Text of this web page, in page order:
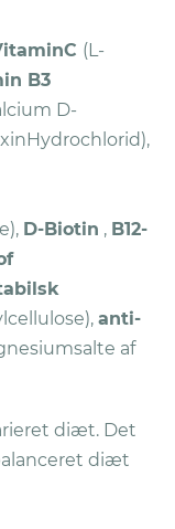
leveret)
eller
202 29
ved
modtaget
til
(L-
B3
D-
),
), D-Biotin , B12-
), anti-
af
diæt. Det
diæt